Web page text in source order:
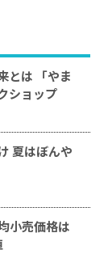
とは 「やま
ショップ
夏はぼんや
小売価格は